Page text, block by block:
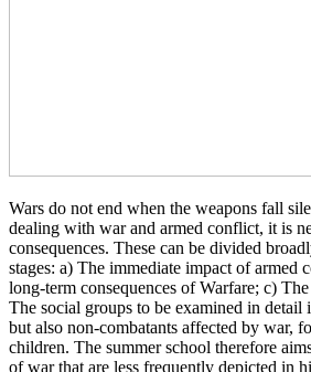
Wars do not end when the weapons fall
dealing with war and armed conflict, it is
consequences. These can be divided
stages: a) The immediate impact of armed
long-term consequences of Warfare; c)
The social groups to be examined in detail
but also non-combatants affected by war,
children. The summer school therefore
of war that are less frequently depicted in